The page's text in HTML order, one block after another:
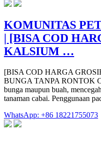
KOMUNITAS
| [BISA COD
KALSIUM …
[BISA COD HARGA
BUNGA TANPA RONTOK
bunga maupun buah,
tanaman cabai. Penggunaan
WhatsApp: +86 18221755073